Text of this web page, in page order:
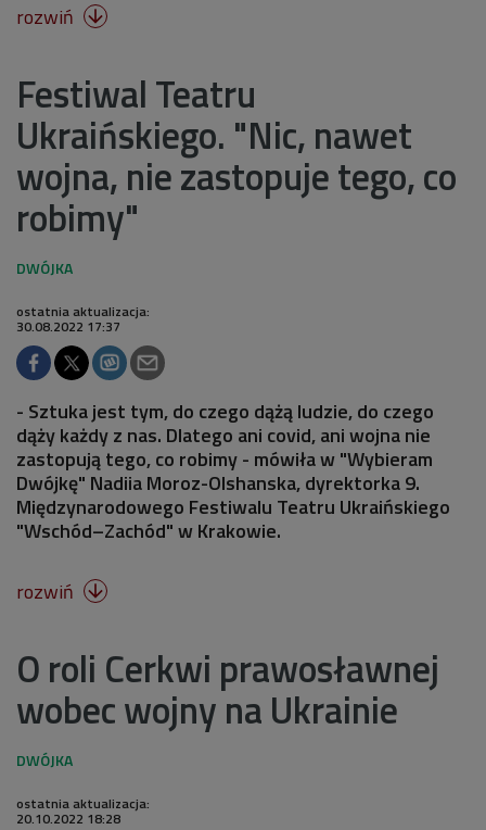
rozwiń 
Festiwal Teatru
Ukraińskiego. "Nic, nawet
wojna, nie zastopuje tego, co
robimy"
ostatnia aktualizacja:
30.08.2022 17:37
- Sztuka jest tym, do czego dążą ludzie, do czego
dąży każdy z nas. Dlatego ani covid, ani wojna nie
zastopują tego, co robimy - mówiła w "Wybieram
Dwójkę" Nadiia Moroz-Olshanska, dyrektorka 9.
Międzynarodowego Festiwalu Teatru Ukraińskiego
"Wschód–Zachód" w Krakowie.
rozwiń 
O roli Cerkwi prawosławnej
wobec wojny na Ukrainie
ostatnia aktualizacja:
20.10.2022 18:28